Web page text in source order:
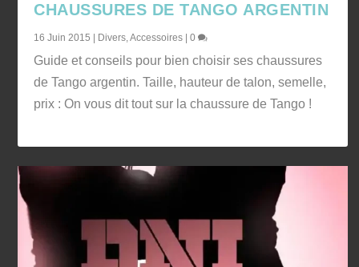
CHAUSSURES DE TANGO ARGENTIN
16 Juin 2015 Divers,Accessoires |0
Guide et conseils pour bien choisir ses chaussures
de Tango argentin. Taille, hauteur de talon, semelle,
prix : On vous dit tout sur la chaussure de Tango !